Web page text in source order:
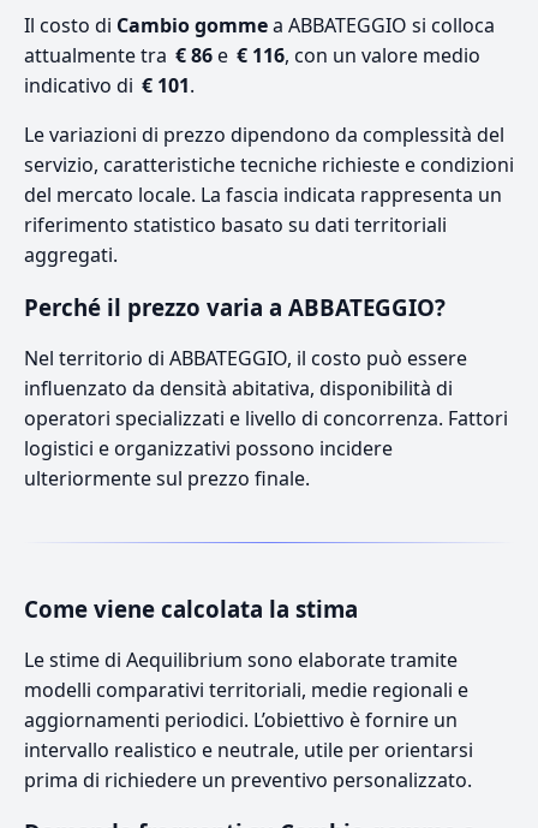
Il costo di Cambio gommea ABBATEGGIO si colloca
attualmente tra € 86e € 116, con un valore medio
indicativo di € 101.
Le variazioni di prezzo dipendono da complessità del
servizio, caratteristiche tecniche richieste e condizioni
del mercato locale. La fascia indicata rappresenta un
riferimento statistico basato su dati territoriali
aggregati.
Perché il prezzo varia a ABBATEGGIO?
Nel territorio di ABBATEGGIO, il costo può essere
influenzato da densità abitativa, disponibilità di
operatori specializzati e livello di concorrenza. Fattori
logistici e organizzativi possono incidere
ulteriormente sul prezzo finale.
Come viene calcolata la stima
Le stime di Aequilibrium sono elaborate tramite
modelli comparativi territoriali, medie regionali e
aggiornamenti periodici. L’obiettivo è fornire un
intervallo realistico e neutrale, utile per orientarsi
prima di richiedere un preventivo personalizzato.